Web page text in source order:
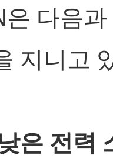
다음
지니고
은 전력